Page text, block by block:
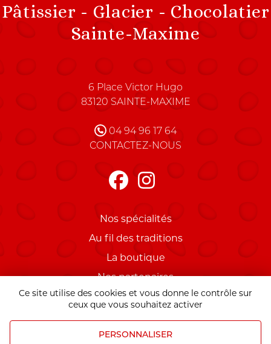
Ce site utilise des cookies et vous donne le contrôle sur
ceux que vous souhaitez activer
PERSONNALISER
Pâtissier - Glacier - Chocolatier
Sainte-Maxime
Charles Pierrugues Maître
6 Place Victor Hugo
83120 SAINTE-MAXIME
04 94 96 17 64
CONTACTEZ-NOUS
Nos spécialités
Au fil des traditions
La boutique
Nos partenaires
Mentions légales